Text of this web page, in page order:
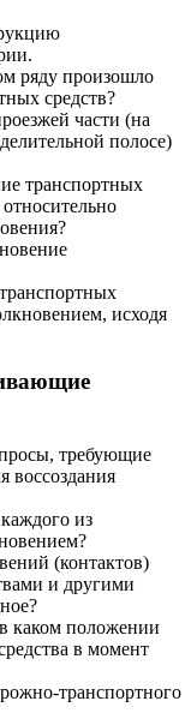
ряду произошло
средств?
части (на
полосе)
транспортных
исходя
требующие
воссоздания
из
(контактов)
и другими
каком положении
в момент
транспортного